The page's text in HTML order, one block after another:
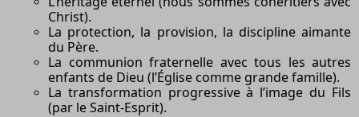
Christ).
La protection, la provision, la discipline aimante
du Père.
La communion fraternelle avec tous les autres
enfants de Dieu (l’Église comme grande famille).
La transformation progressive à l’image du Fils
(par le Saint-Esprit).